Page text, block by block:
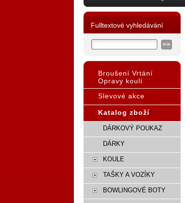
Fulltextové vyhledávání
Broušení Vrtání
Opravy koulí
Slevové akce
Katalog zboží
DÁRKOVÝ POUKAZ
DÁRKY
KOULE
TAŠKY A VOZÍKY
BOWLINGOVÉ BOTY